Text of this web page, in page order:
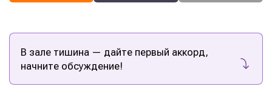
В зале тишина — дайте первый аккорд,
начните обсуждение!